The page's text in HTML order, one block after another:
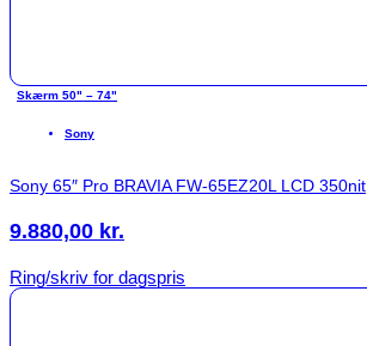
Skærm 50" – 74"
Sony
Sony 65″ Pro BRAVIA FW-65EZ20L LCD 350nit
9.880,00 kr.
Ring/skriv for dagspris